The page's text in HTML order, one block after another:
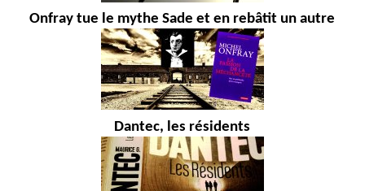
Onfray tue le mythe Sade et en rebâtit un autre
Dantec, les résidents